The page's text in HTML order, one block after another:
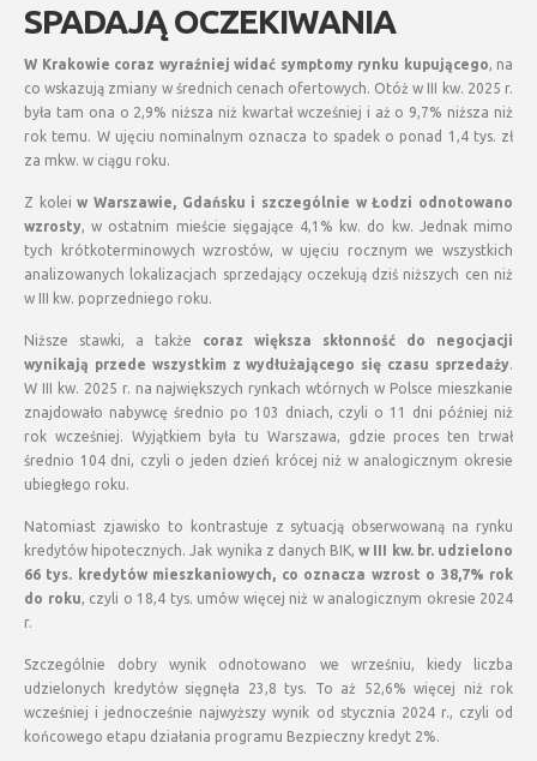
SPADAJĄ OCZEKIWANIA
W Krakowie coraz wyraźniej widać symptomy rynku kupującego, na
co wskazują zmiany w średnich cenach ofertowych. Otóż w III kw. 2025 r.
była tam ona o 2,9% niższa niż kwartał wcześniej i aż o 9,7% niższa niż
rok temu. W ujęciu nominalnym oznacza to spadek o ponad 1,4 tys. zł
za mkw. w ciągu roku.
Z koleiw Warszawie, Gdańsku i szczególnie w Łodzi odnotowano
wzrosty, w ostatnim mieście sięgające 4,1% kw. do kw. Jednak mimo
tych krótkoterminowych wzrostów, w ujęciu rocznym we wszystkich
analizowanych lokalizacjach sprzedający oczekują dziś niższych cen niż
w III kw. poprzedniego roku.
Niższe stawki, a także coraz większa skłonność do negocjacji
wynikają przede wszystkim z wydłużającego się czasu sprzedaży.
W III kw. 2025 r. na największych rynkach wtórnych w Polsce mieszkanie
znajdowało nabywcę średnio po 103 dniach, czyli o 11 dni później niż
rok wcześniej. Wyjątkiem była tu Warszawa, gdzie proces ten trwał
średnio 104 dni, czyli o jeden dzień krócej niż w analogicznym okresie
ubiegłego roku.
Natomiast zjawisko to kontrastuje z sytuacją obserwowaną na rynku
kredytów hipotecznych. Jak wynika z danych BIK,w III kw. br. udzielono
66 tys. kredytów mieszkaniowych, co oznacza wzrost o 38,7% rok
do roku, czyli o 18,4 tys. umów więcej niż w analogicznym okresie 2024
r.
Szczególnie dobry wynik odnotowano we wrześniu, kiedy liczba
udzielonych kredytów sięgnęła 23,8 tys. To aż 52,6% więcej niż rok
wcześniej i jednocześnie najwyższy wynik od stycznia 2024 r., czyli od
końcowego etapu działania programu Bezpieczny kredyt 2%.